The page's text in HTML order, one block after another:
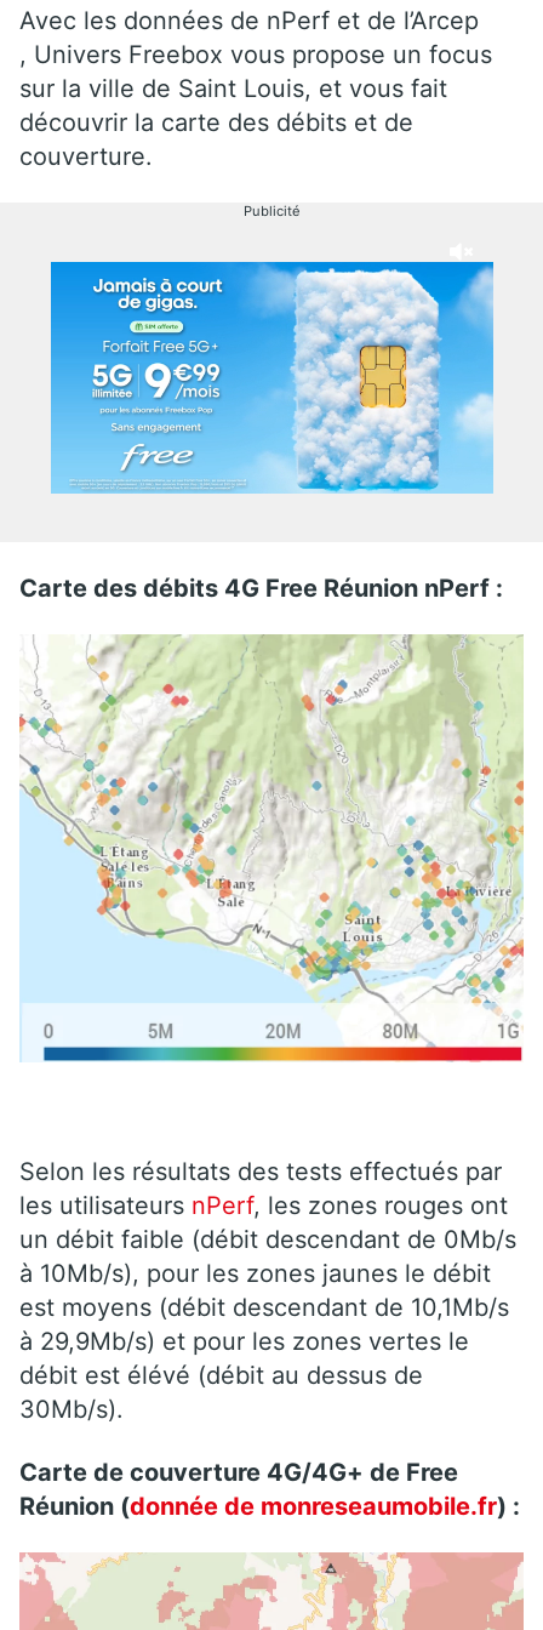
Avec les données de nPerf et de l’Arcep
, Univers Freebox vous propose un focus
sur la ville de Saint Louis, et vous fait
découvrir la carte des débits et de
couverture.
Publicité
Carte des débits 4G Free Réunion nPerf :
Selon les résultats des tests effectués par
les utilisateurs nPerf, les zones rouges ont
un débit faible (débit descendant de 0Mb/s
à 10Mb/s), pour les zones jaunes le débit
est moyens (débit descendant de 10,1Mb/s
à 29,9Mb/s) et pour les zones vertes le
débit est élévé (débit au dessus de
30Mb/s).
Carte de couverture 4G/4G+ de Free
Réunion (donnée de monreseaumobile.fr) :